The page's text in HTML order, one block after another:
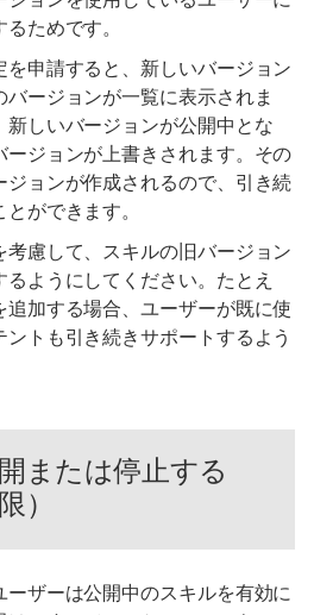
ためです。
申請すると、新しいバージョン
ージョンが一覧に表示されま
しいバージョンが公開中とな
ージョンが上書きされます。その
ョンが作成されるので、引き続
ができます。
慮して、スキルの旧バージョン
ようにしてください。たとえ
加する場合、ユーザーが既に使
トも引き続きサポートするよう
または停止する
）
ザーは公開中のスキルを有効に